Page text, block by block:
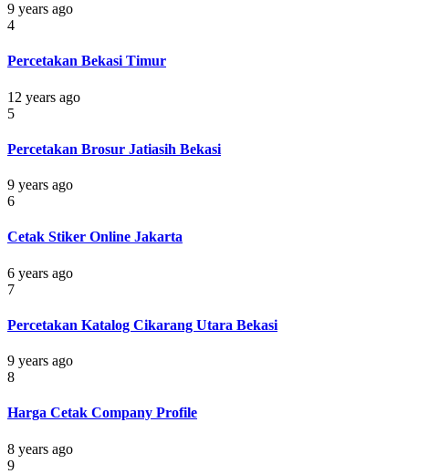
9 years ago
4
Percetakan Bekasi Timur
12 years ago
5
Percetakan Brosur Jatiasih Bekasi
9 years ago
6
Cetak Stiker Online Jakarta
6 years ago
7
Percetakan Katalog Cikarang Utara Bekasi
9 years ago
8
Harga Cetak Company Profile
8 years ago
9